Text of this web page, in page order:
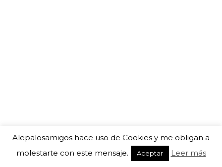
Alepalosamigos hace uso de Cookies y me obligan a
molestarte con este mensaje.
Aceptar Leer más